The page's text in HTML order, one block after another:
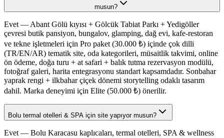
musun?
Evet — Abant Gölü kıyısı + Gölcük Tabiat Parkı + Yedigöller
çevresi butik pansiyon, bungalov, glamping, dağ evi, kafe-restoran
ve tekne işletmeleri için Pro paket (30.000 ₺) içinde çok dilli
(TR/EN/AR) tematik site, oda kategorileri, müsaitlik takvimi, online
ön ödeme, doğa turu + at safari + balık tutma rezervasyon modülü,
fotoğraf galeri, harita entegrasyonu standart kapsamdadır. Sonbahar
yaprak rengi + ilkbahar çiçek dönemi storytelling odaklı tasarım
dahil. Marka deneyimi için Elite (50.000 ₺) önerilir.
Bolu termal otelleri & SPA için site yapıyor musun?
Evet — Bolu Karacasu kaplıcaları, termal otelleri, SPA & wellness